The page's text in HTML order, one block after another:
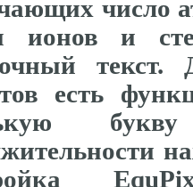
число
ионов и
текст.
есть